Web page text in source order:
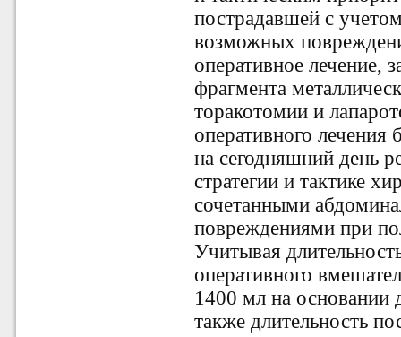
пострадавшей с
возможных
оперативное лечение,
фрагмента
торакотомии и
оперативного
на сегодняшний день
стратегии и тактике х
сочетанными
повреждениями при
Учитывая
оперативного
1400 мл на основании
также длительность